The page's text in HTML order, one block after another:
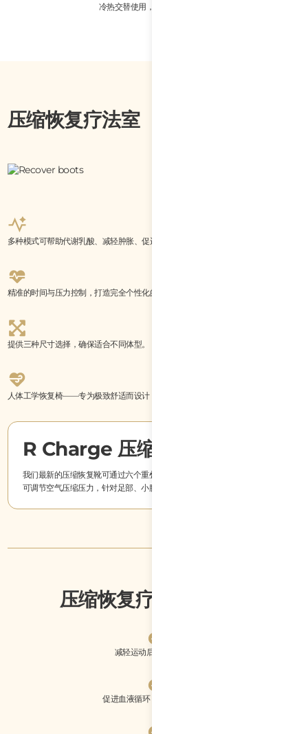
冷热交替使用，以获得更佳效果
压缩恢复疗法室
多种模式可帮助代谢乳酸、减轻肿胀、促进血液循环，或进行深层按摩。
精准的时间与压力控制，打造完全个性化的恢复体验。
提供三种尺寸选择，确保适合不同体型。
人体工学恢复椅——专为极致舒适而设计，让每一次体验都成为放松时刻。
R Charge 压缩恢复靴
我们最新的压缩恢复靴可通过六个重叠气囊腔室，提供最高 240mmHg 的
可调节空气压缩压力，针对足部、小腿、膝盖和大腿进行全腿恢复。
压缩恢复疗法室的益处
减轻运动后的肌肉酸痛
促进血液循环，缩短恢复时间